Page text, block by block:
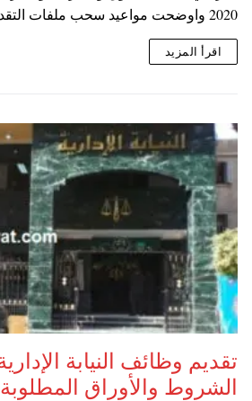
2020 واوضحت مواعيد سحب ملفات التقديم لجميع…
اقرأ المزيد
الشروط والأوراق المطلوبة